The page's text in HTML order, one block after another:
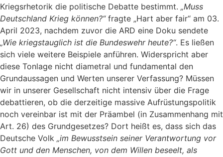
Kriegsrhetorik die politische Debatte bestimmt. „Muss
Deutschland Krieg können?“fragte „Hart aber fair“ am 03.
April 2023, nachdem zuvor die ARD eine Doku sendete
„Wie kriegstauglich ist die Bundeswehr heute?“. Es ließen
sich viele weitere Beispiele anführen. Widerspricht aber
diese Tonlage nicht diametral und fundamental den
Grundaussagen und Werten unserer Verfassung? Müssen
wir in unserer Gesellschaft nicht intensiv über die Frage
debattieren, ob die derzeitige massive Aufrüstungspolitik
noch vereinbar ist mit der Präambel (in Zusammenhang mit
Art. 26) des Grundgesetzes? Dort heißt es, dass sich das
Deutsche Volk „im Bewusstsein seiner Verantwortung vor
Gott und den Menschen, von dem Willen beseelt, als